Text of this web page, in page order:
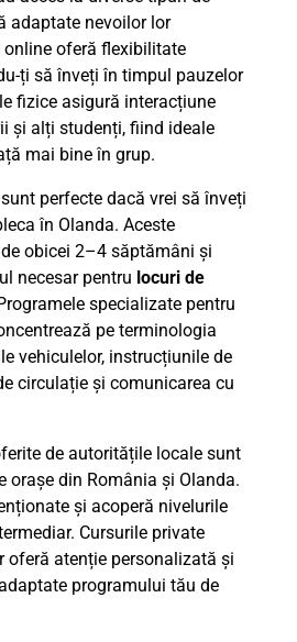
adaptate nevoilor lor
online oferă flexibilitate
ți să înveți în timpul pauzelor
fizice asigură interacțiune
și alți studenți, fiind ideale
mai bine în grup.
perfecte dacă vrei să înveți
în Olanda. Aceste
obicei 2–4 săptămâni și
necesar pentru locuri de
specializate pentru
pe terminologia
vehiculelor, instrucțiunile de
circulație și comunicarea cu
de autoritățile locale sunt
orașe din România și Olanda.
și acoperă nivelurile
Cursurile private
oferă atenție personalizată și
programului tău de